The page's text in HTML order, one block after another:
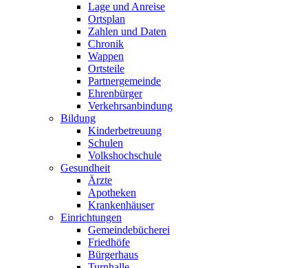
Lage und Anreise
Ortsplan
Zahlen und Daten
Chronik
Wappen
Ortsteile
Partnergemeinde
Ehrenbürger
Verkehrsanbindung
Bildung
Kinderbetreuung
Schulen
Volkshochschule
Gesundheit
Ärzte
Apotheken
Krankenhäuser
Einrichtungen
Gemeindebücherei
Friedhöfe
Bürgerhaus